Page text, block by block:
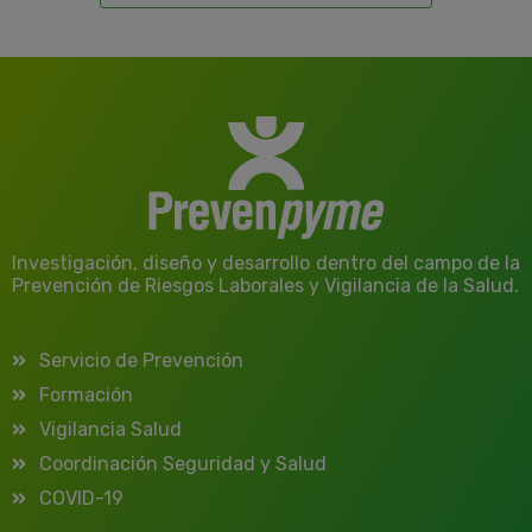
Investigación, diseño y desarrollo dentro del campo de la
Prevención de Riesgos Laborales y Vigilancia de la Salud.
Servicio de Prevención
Formación
Vigilancia Salud
Coordinación Seguridad y Salud
COVID-19